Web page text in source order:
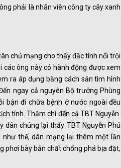
phải là nhân viên công ty cây xanh
chủ mạng cho thấy đặc tính nổi trội
các ông này có hành động được xem
ra áp dụng bằng cách săn tìm hình
ngay cả nguyên Bộ trưởng Phùng
bận đi chữa bệnh ở nước ngoài đều
tính. Thậm chí đến cả TBT Nguyễn
dân chúng lại thấy TBT Nguyễn Phú
như thế, dân mạng lại thêm một lần
phơi bày bản chất chống phá bịa đặt,